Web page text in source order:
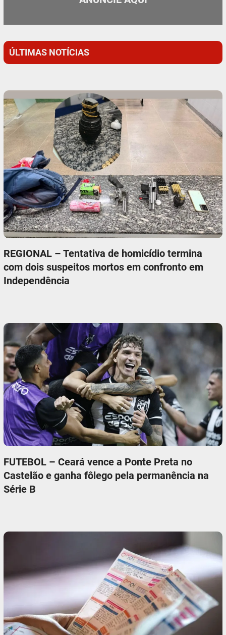
ÚLTIMAS NOTÍCIAS
REGIONAL – Tentativa de homicídio termina
com dois suspeitos mortos em confronto em
Independência
FUTEBOL – Ceará vence a Ponte Preta no
Castelão e ganha fôlego pela permanência na
Série B